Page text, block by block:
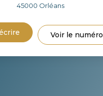
45000 Orléans
Voir le numéro